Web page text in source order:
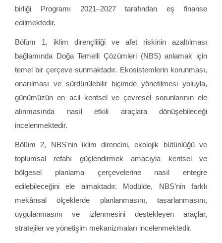
birliği Programı 2021–2027 tarafından eş finanse
edilmektedir.
Bölüm 1, iklim dirençliliği ve afet riskinin azaltılması
bağlamında Doğa Temelli Çözümleri (NBS) anlamak için
temel bir çerçeve sunmaktadır. Ekosistemlerin korunması,
onarılması ve sürdürülebilir biçimde yönetilmesi yoluyla,
günümüzün en acil kentsel ve çevresel sorunlarının ele
alınmasında nasıl etkili araçlara dönüşebileceği
incelenmektedir.
Bölüm 2, NBS'nin iklim direncini, ekolojik bütünlüğü ve
toplumsal refahı güçlendirmek amacıyla kentsel ve
bölgesel planlama çerçevelerine nasıl entegre
edilebileceğini ele almaktadır. Modülde, NBS’nin farklı
mekânsal ölçeklerde planlanmasını, tasarlanmasını,
uygulanmasını ve izlenmesini destekleyen araçlar,
stratejiler ve yönetişim mekanizmaları incelenmektedir.